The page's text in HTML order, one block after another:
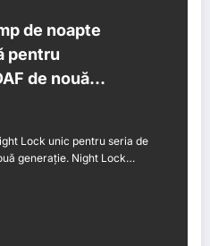
de noapte
pentru
de nouă
Lock unic pentru seria de
generație. Night Lock…